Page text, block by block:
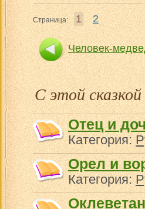
Страница: 1 2
Человек-
С этой
Отец и
Категория:
Орел и
Категория: